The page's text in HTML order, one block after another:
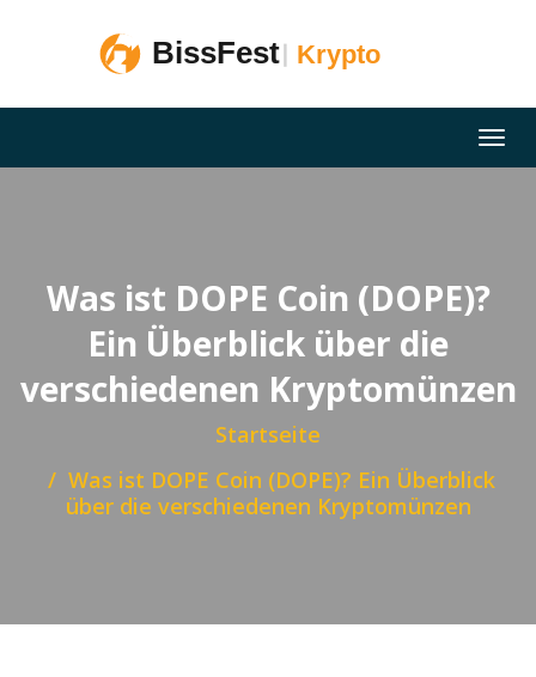
Was ist DOPE Coin (DOPE)?
Ein Überblick über die
verschiedenen Kryptomünzen
Startseite
Was ist DOPE Coin (DOPE)? Ein Überblick
über die verschiedenen Kryptomünzen